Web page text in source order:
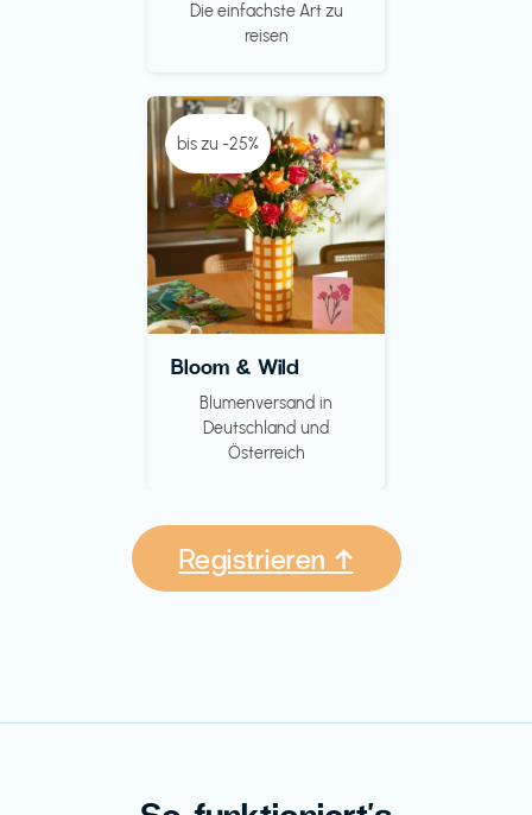
Die einfachste Art zu
reisen
bis zu -25%
Bloom & Wild
Blumenversand in
Deutschland und
Österreich
Registrieren ↑